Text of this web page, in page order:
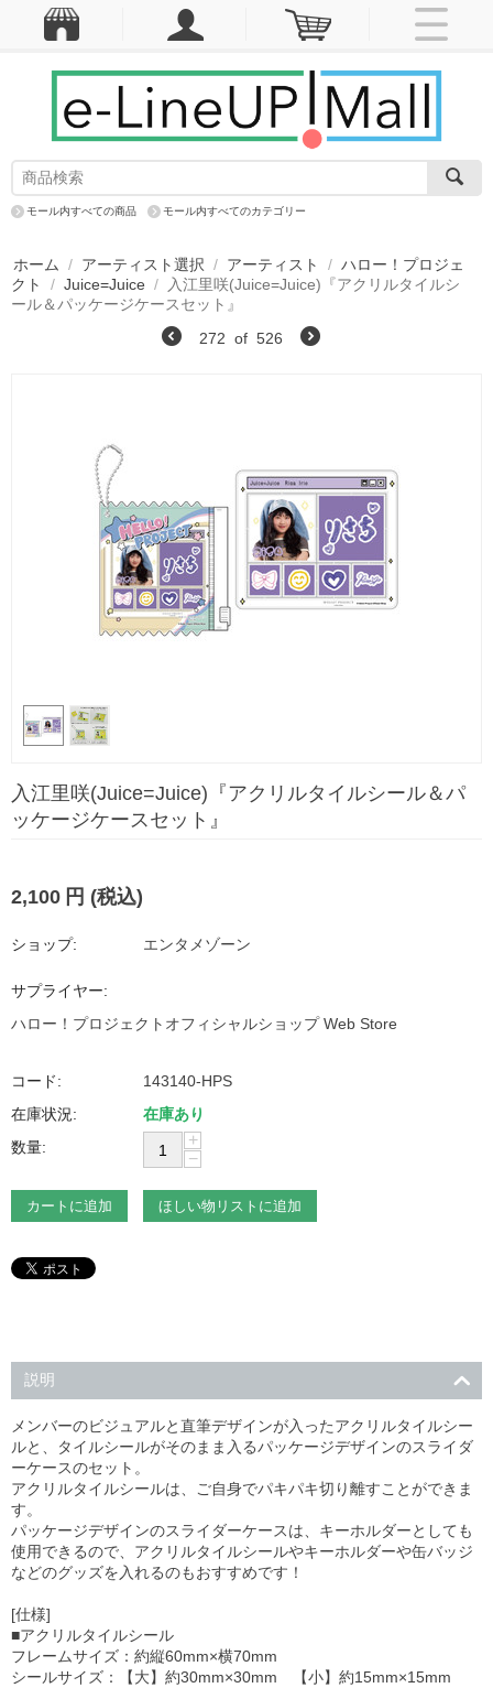
モール内すべての商品 モール内すべてのカテゴリー
ホーム / アーティスト選択 / アーティスト / ハロー！プロジェ
クト
/ Juice=Juice /
入江里咲(Juice=Juice)『アクリルタイルシ
ール＆パッケージケースセット』
272 of 526
入江里咲(Juice=Juice)『アクリルタイルシール＆パ
ッケージケースセット』
2,100 円 (税込)
ショップ: エンタメゾーン
サプライヤー:
ハロー！プロジェクトオフィシャルショップ Web Store
コード:
143140-HPS
在庫状況:
在庫あり
数量:
+
−
カートに追加 ほしい物リストに追加
説明
メンバーのビジュアルと直筆デザインが入ったアクリルタイルシー
ルと、タイルシールがそのまま入るパッケージデザインのスライダ
ーケースのセット。
アクリルタイルシールは、ご自身でパキパキ切り離すことができま
す。
パッケージデザインのスライダーケースは、キーホルダーとしても
使用できるので、アクリルタイルシールやキーホルダーや缶バッジ
などのグッズを入れるのもおすすめです！
[仕様]
■アクリルタイルシール
フレームサイズ：約縦60mm×横70mm
シールサイズ：【大】約30mm×30mm 【小】約15mm×15mm